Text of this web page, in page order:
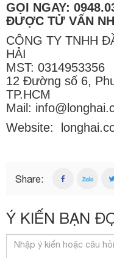
GỌI NGAY:
ĐƯỢC TỬ VẤN
CÔNG TY TNHH
HẢI
MST: 0314953356
12 Đường số 6,
TP.HCM
Mail:
Website:
Share:
Ý KIẾN BẠN